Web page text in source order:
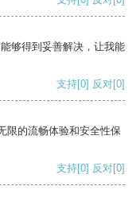
够得到妥善解决，让我能
支持[0] 反对[0]
限的流畅体验和安全性保
支持[0] 反对[0]